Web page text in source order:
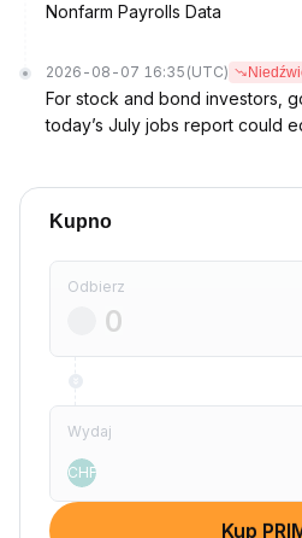
Nonfarm Payrolls Data
2026-08-07 16:35 (UTC)
For stock and bond investors,
today’s July jobs report could
Kupno
Odbierz
Wydaj
CHF
Kup